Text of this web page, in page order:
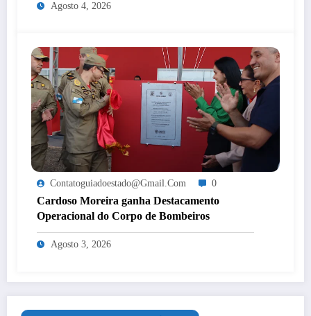
Agosto 4, 2026
Contatoguiadoestado@gmail.com 0
Cardoso Moreira ganha Destacamento
Operacional do Corpo de Bombeiros
Agosto 3, 2026